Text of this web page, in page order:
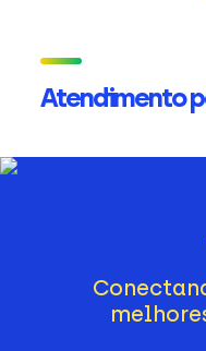
Atendimento